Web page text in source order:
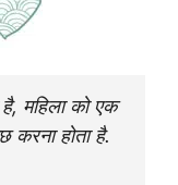
महिला को एक
करना होता है.